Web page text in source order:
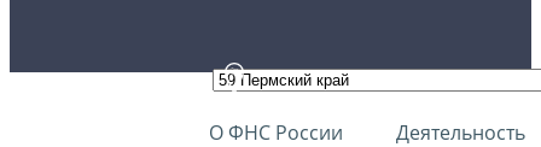
О ФНС России Деятельность